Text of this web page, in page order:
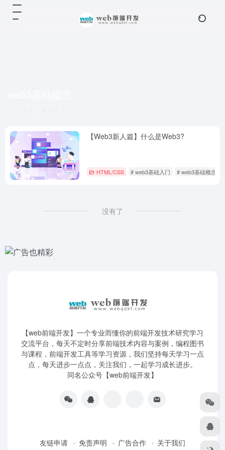
【Web3新人篇】什么是Web3?
HTML/CSS # web3基础入门 # web3基础概念
没有了
【web前端开发】一个专业而懂你的前端开发技术研究学习
交流平台，每天不定时分享前端技术内容与案例，编程图书
与课程，前端开发工具等学习资源，我们坚持每天学习一点
点，每天进步一点点，关注我们，一起学习成长进步。
同名公众号【web前端开发】
友链申请 免责声明 广告合作 关于我们